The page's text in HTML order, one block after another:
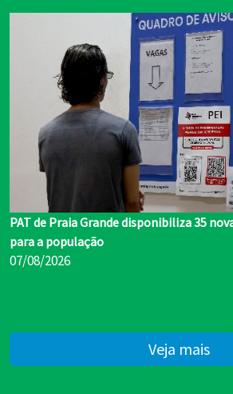
PAT de Praia Grande disponibiliza 35
para a população
07/08/2026
Veja mais